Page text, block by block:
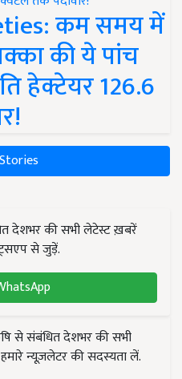
कम समय में
की ये पांच
हेक्टेयर 126.6
देशभर की सभी लेटेस्ट ख़बरें
से जुड़ें.
से संबंधित देशभर की सभी
न्यूज़लेटर की सदस्यता लें.